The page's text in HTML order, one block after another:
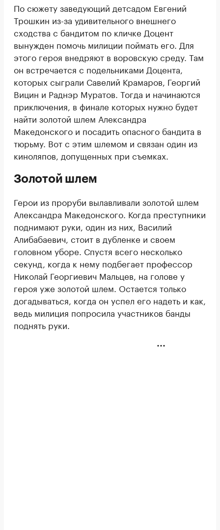
По сюжету заведующий детсадом Евгений
Трошкин из-за удивительного внешнего
сходства с бандитом по кличке Доцент
вынужден помочь милиции поймать его. Для
этого героя внедряют в воровскую среду. Там
он встречается с подельниками Доцента,
которых сыграли Савелий Крамаров, Георгий
Вицин и Раднэр Муратов. Тогда и начинаются
приключения, в финале которых нужно будет
найти золотой шлем Александра
Македонского и посадить опасного бандита в
тюрьму. Вот с этим шлемом и связан один из
киноляпов, допущенных при съемках.
Золотой шлем
Герои из проруби вылавливали золотой шлем
Александра Македонского. Когда преступники
поднимают руки, один из них, Василий
Алибабаевич, стоит в дубленке и своем
головном уборе. Спустя всего несколько
секунд, когда к нему подбегает профессор
Николай Георгиевич Мальцев, на голове у
героя уже золотой шлем. Остается только
догадываться, когда он успел его надеть и как,
ведь милиция попросила участников банды
поднять руки.